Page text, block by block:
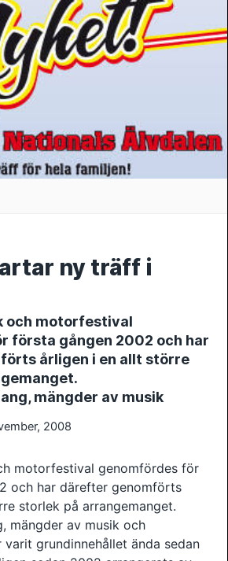
ny träff i
och motorfestival
första gången 2002 och har
årligen i en allt större
mängder av musik
2008
motorfestival genomfördes för
och har därefter genomförts
storlek på arrangemanget.
mängder av musik och
grundinnehållet ända sedan